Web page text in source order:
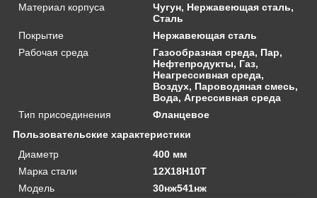
Материал корпуса
Чугун, Нержавеющая сталь,
Сталь
Покрытие
Нержавеющая сталь
Рабочая среда
Газообразная среда, Пар,
Нефтепродукты, Газ,
Неагрессивная среда,
Воздух, Пароводяная смесь,
Вода, Агрессивная среда
Тип присоединения
Фланцевое
Пользовательские характеристики
Диаметр
400 мм
Марка стали
12Х18Н10Т
Модель
30нж541нж